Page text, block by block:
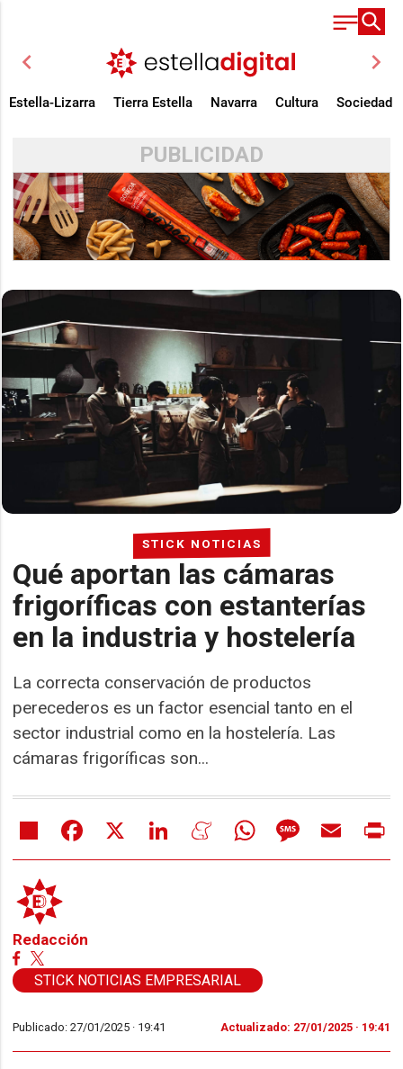
chevron_left chevron_right
Estella-Lizarra Tierra Estella Navarra Cultura Sociedad
PUBLICIDAD
STICK NOTICIAS
Qué aportan las cámaras
frigoríficas con estanterías
en la industria y hostelería
La correcta conservación de productos
perecederos es un factor esencial tanto en el
sector industrial como en la hostelería. Las
cámaras frigoríficas son...
Share Facebook LinkedIn MeneameWhatsAppMessageEmail
Redacción
STICK NOTICIAS EMPRESARIAL
Publicado: 27/01/2025 · 19:41 Actualizado: 27/01/2025 · 19:41